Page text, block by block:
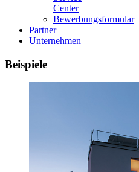
Center
Bewerbungsformular
Partner
Unternehmen
Beispiele